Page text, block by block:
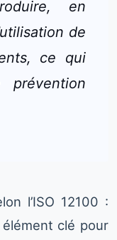
en
de
ce qui
l’ISO 12100 :
clé pour